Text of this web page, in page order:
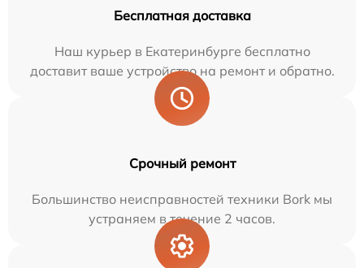
Бесплатная доставка
Наш курьер в Екатеринбурге бесплатно
доставит ваше устройство на ремонт и обратно.
Срочный ремонт
Большинство неисправностей техники Bork мы
устраняем в течение 2 часов.